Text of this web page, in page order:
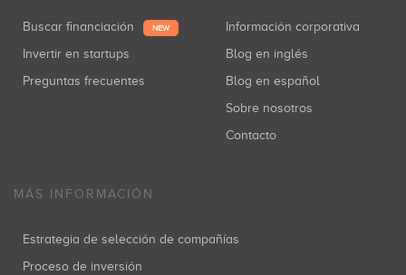
Buscar financiación NEW
Invertir en startups
Preguntas frecuentes
Información corporativa
Blog en inglés
Blog en español
Sobre nosotros
Contacto
MÁS INFORMACIÓN
Estrategia de selección de compañías
Proceso de inversión